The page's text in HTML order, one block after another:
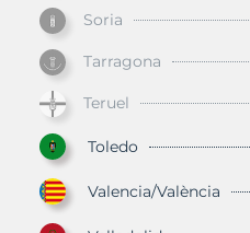
Soria
Tarragona
Teruel
Toledo
Valencia/València